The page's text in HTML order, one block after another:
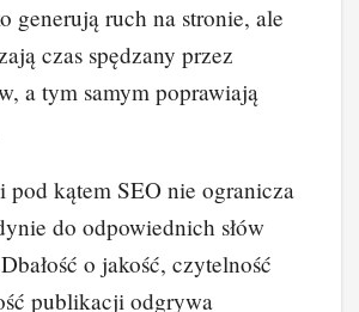
generują ruch na stronie, ale
czas spędzany przez
a tym samym poprawiają
pod kątem SEO nie ogranicza
do odpowiednich słów
o jakość, czytelność
publikacji odgrywa